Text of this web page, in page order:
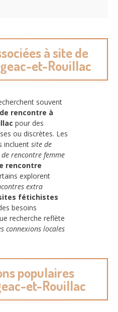
à site de
et-Rouillac
souvent
rencontre à
pour des
ou discrètes. Les
incluent site de
rencontre femme
rencontre
explorent
extra
fétichistes
besoins
recherche reflète
connexions locales
populaires
et-Rouillac